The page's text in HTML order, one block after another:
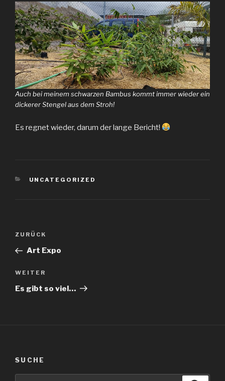
Auch bei meinem schwarzen Bambus kommt immer wieder ein
dickerer Stengel aus dem Stroh!
Es regnet wieder, darum der lange Bericht!
KATEGORIEN
UNCATEGORIZED
Beitragsnavigation
Vorheriger
Beitrag
ZURÜCK
Art Expo
Nächster
Beitrag
WEITER
Es gibt so viel…
SUCHE